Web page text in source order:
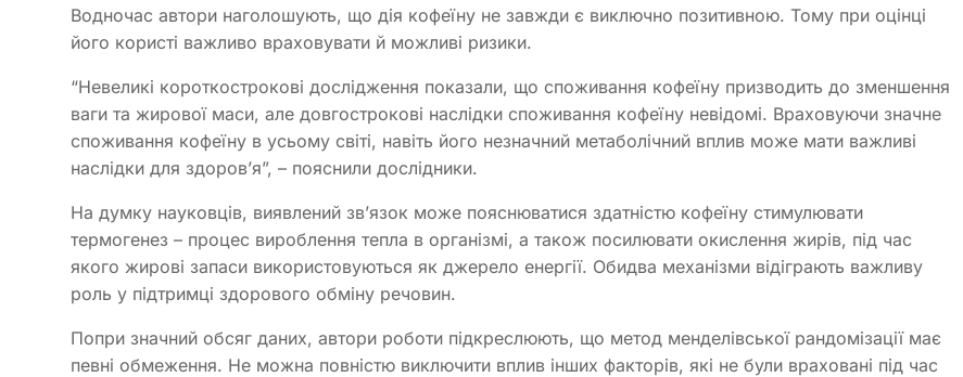
Водночас автори наголошують, що дія кофеїну не завжди є виключно позитивною. Тому при оцінці
його користі важливо враховувати й можливі ризики.
“Невеликі короткострокові дослідження показали, що споживання кофеїну призводить до зменшення
ваги та жирової маси, але довгострокові наслідки споживання кофеїну невідомі. Враховуючи значне
споживання кофеїну в усьому світі, навіть його незначний метаболічний вплив може мати важливі
наслідки для здоров’я”, – пояснили дослідники.
На думку науковців, виявлений зв’язок може пояснюватися здатністю кофеїну стимулювати
термогенез – процес вироблення тепла в організмі, а також посилювати окислення жирів, під час
якого жирові запаси використовуються як джерело енергії. Обидва механізми відіграють важливу
роль у підтримці здорового обміну речовин.
Попри значний обсяг даних, автори роботи підкреслюють, що метод менделівської рандомізації має
певні обмеження. Не можна повністю виключити вплив інших факторів, які не були враховані під час